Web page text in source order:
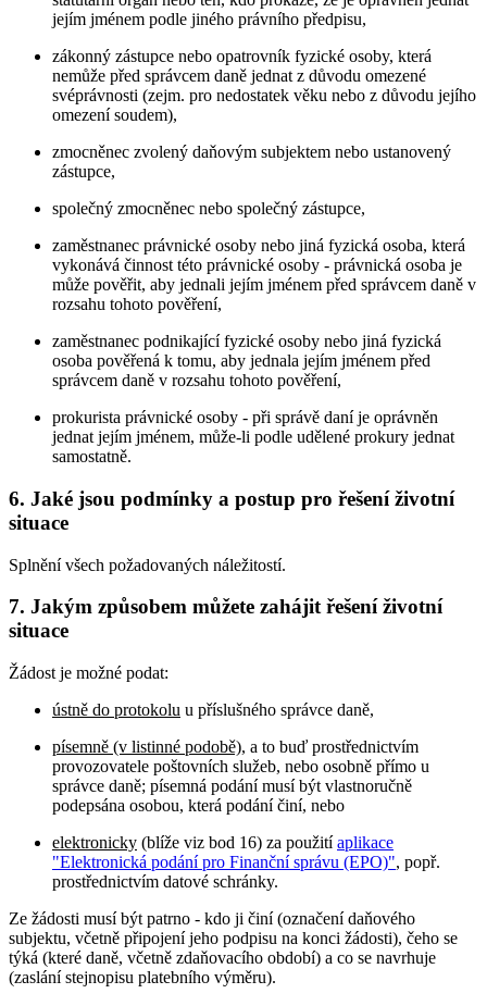
jejím jménem podle jiného právního předpisu,
zákonný zástupce nebo opatrovník fyzické osoby, která
nemůže před správcem daně jednat z důvodu omezené
svéprávnosti (zejm. pro nedostatek věku nebo z důvodu jejího
omezení soudem),
zmocněnec zvolený daňovým subjektem nebo ustanovený
zástupce,
společný zmocněnec nebo společný zástupce,
zaměstnanec právnické osoby nebo jiná fyzická osoba, která
vykonává činnost této právnické osoby - právnická osoba je
může pověřit, aby jednali jejím jménem před správcem daně v
rozsahu tohoto pověření,
zaměstnanec podnikající fyzické osoby nebo jiná fyzická
osoba pověřená k tomu, aby jednala jejím jménem před
správcem daně v rozsahu tohoto pověření,
prokurista právnické osoby - při správě daní je oprávněn
jednat jejím jménem, může-li podle udělené prokury jednat
samostatně.
6. Jaké jsou podmínky a postup pro řešení životní
situace
Splnění všech požadovaných náležitostí.
7. Jakým způsobem můžete zahájit řešení životní
situace
Žádost je možné podat:
ústně do protokolu u příslušného správce daně,
písemně (v listinné podobě), a to buď prostřednictvím
provozovatele poštovních služeb, nebo osobně přímo u
správce daně; písemná podání musí být vlastnoručně
podepsána osobou, která podání činí, nebo
elektronicky (blíže viz bod 16) za použitíaplikace
"Elektronická podání pro Finanční správu (EPO)", popř.
prostřednictvím datové schránky.
Ze žádosti musí být patrno - kdo ji činí (označení daňového
subjektu, včetně připojení jeho podpisu na konci žádosti), čeho se
týká (které daně, včetně zdaňovacího období) a co se navrhuje
(zaslání stejnopisu platebního výměru).